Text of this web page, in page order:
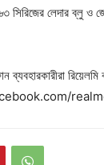
সিরিজের লেদার ব্লু